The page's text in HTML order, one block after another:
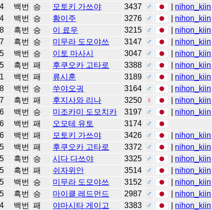
백번 승 모토키 가쓰야 3437 ♂ nihon_kiin
백번 승 황이주 3276 ♂ nihon_kiin
흑번 승 이 료우 3215 ♂ nihon_kiin
흑번 승 미무라 도모야쓰 3147 ♂ nihon_kiin
백번 승 이토 마사시 3047 ♂ nihon_kiin
흑번 패 후쿠오카 고타로 3388 ♂ nihon_kiin
백번 패 류시훈 3189 ♂ nihon_kiin
백번 승 쑤야오궈 3164 ♂ nihon_kiin
흑번 패 후지사와 리나 3250 ♀ nihon_kiin
백번 승 미조카미 도모치카 3197 ♂ nihon_kiin
백번 패 오모테 유토 3174
♂
백번 패 모토키 가쓰야 3426 ♂ nihon_kiin
백번 패 후쿠오카 고타로 3372 ♂ nihon_kiin
흑번 승 시다 다쓰야 3325 ♂ nihon_kiin
흑번 패 쉬자위안 3514 ♂ nihon_kiin
백번 승 미무라 도모야쓰 3152 ♂ nihon_kiin
흑번 승 마이클 레드먼드 2987 ♂ nihon_kiin
백번 패 야마시타 게이고 3383 ♂ nihon_kiin